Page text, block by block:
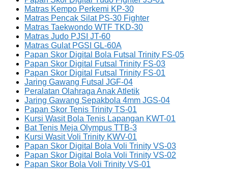
Matras Kempo Perkemi KP-30
Matras Pencak Silat PS-30 Fighter
Matras Taekwondo WTF TKD-30
Matras Judo PJSI JT-60
Matras Gulat PGSI GL-60A
Papan Skor Digital Bola Futsal Trinity FS-05
Papan Skor Digital Futsal Trinity FS-03
Papan Skor Digital Futsal Trinity FS-01
Jaring Gawang Futsal JGF-04
Peralatan Olahraga Anak Atletik
Jaring Gawang Sepakbola 4mm JGS-04
Papan Skor Tenis Trinity TS-01
Kursi Wasit Bola Tenis Lapangan KWT-01
Bat Tenis Meja Olympus TTB-3
Kursi Wasit Voli Trinity KWV-01
Papan Skor Digital Bola Voli Trinity VS-03
Papan Skor Digital Bola Voli Trinity VS-02
Papan Skor Bola Voli Trinity VS-01